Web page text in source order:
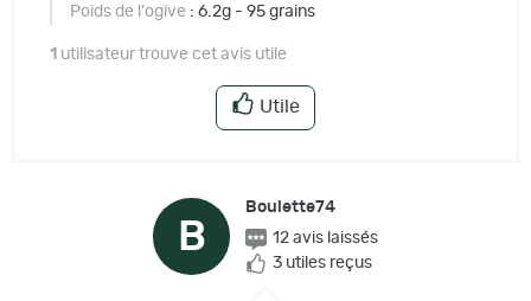
Poids de l'ogive : 6.2g - 95 grains
1 utilisateur trouve cet avis utile
Utile
B
Boulette74
12 avis laissés
3 utiles reçus